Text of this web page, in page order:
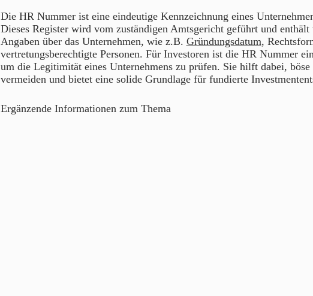
Die HR Nummer ist eine eindeutige Kennzeichnung eines
Dieses Register wird vom zuständigen Amtsgericht geführt und
Angaben über das Unternehmen, wie z.B. Gründungsdatum,
vertretungsberechtigte Personen. Für Investoren ist die HR Nummer
um die Legitimität eines Unternehmens zu prüfen. Sie hilft dabei, böse
vermeiden und bietet eine solide Grundlage für fundierte
Ergänzende Informationen zum Thema